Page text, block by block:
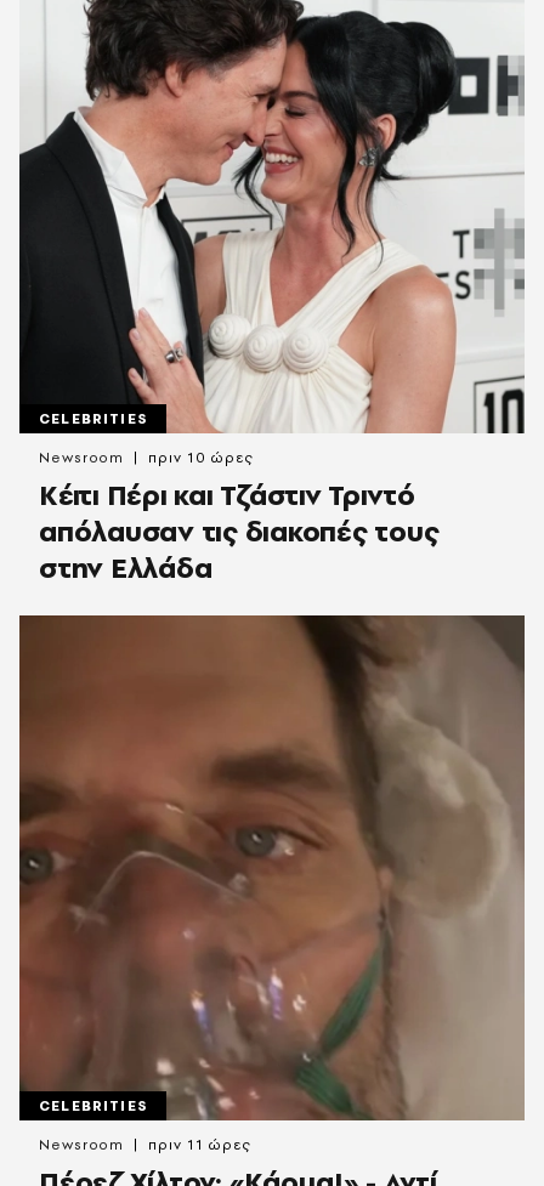
CELEBRITIES
Κέιτι Πέρι και Τζάστιν Τριντό
απόλαυσαν τις διακοπές τους
στην Ελλάδα
Newsroom πριν 10 ώρες
CELEBRITIES
Newsroom πριν 11 ώρες